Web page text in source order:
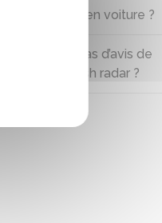
de klaxonner en voiture ?
ne reçoit pas d’avis de
après un flash radar ?